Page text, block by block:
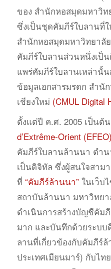
ของ สำนักหอสมุดมหาวิท
ซึ่งเป็นชุดคัมภีร์ใบลานที่
สำนักหอสมุดมหาวิทยาลั
คัมภีร์ใบลานส่วนหนึ่งเป็
แพร่คัมภีร์ใบลานเหล่านั้
ข้อมูลเอกสารมรดก สำนั
เชียงใหม่ (CMUL Digital
ตั้งแต่ปี ค.ศ. 2005 เป็นต้
d’Extrême-Orient (EFEO)
คัมภีร์ใบลานล้านนา ตำ
เป็นดิจิทัล ซึ่งผู้สนใจสาม
ที่ “คัมภีร์ล้านนา”ในเว็บ
สถาบันล้านนา มหาวิทยา
ดำเนินการสร้างบัญชีคัม
มาก และบันทึกด้วยระบบ
ลานที่เกี่ยวข้องกับคัมภีร์
ประเทศเมียนมาร์) กับไ